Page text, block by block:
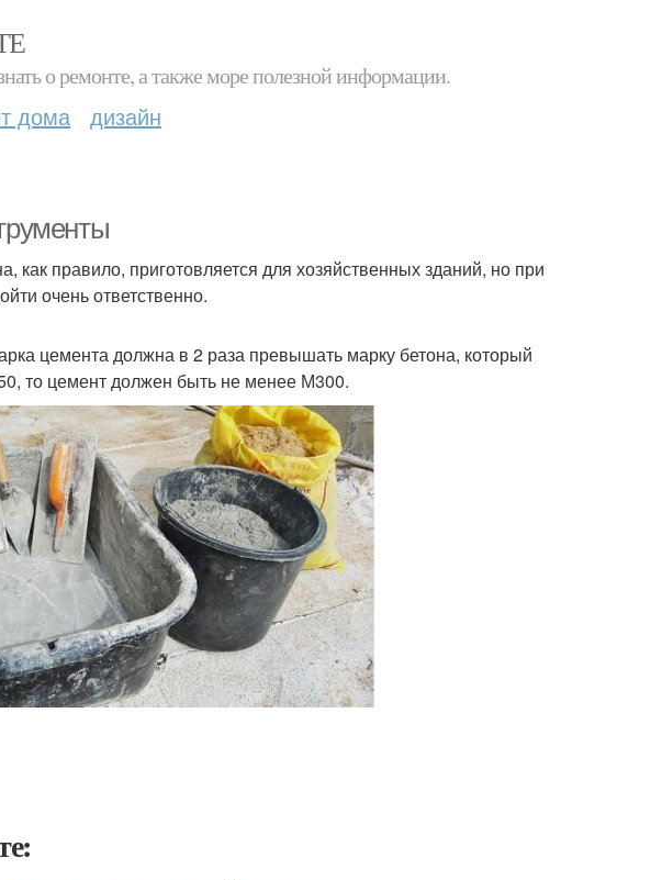
о ремонте, а также море полезной информации.
дома дизайн
как правило, приготовляется для хозяйственных зданий, но при
очень ответственно.
цемента должна в 2 раза превышать марку бетона, который
то цемент должен быть не менее М300.